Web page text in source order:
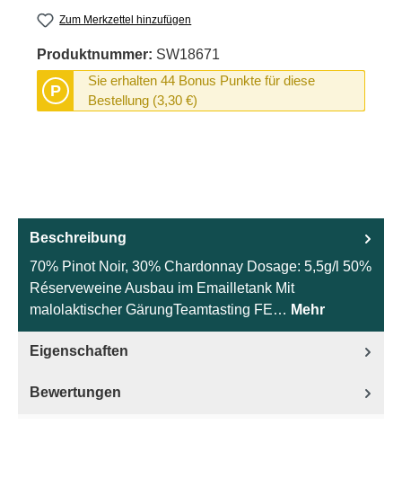
Zum Merkzettel hinzufügen
Produktnummer: SW18671
P
Sie erhalten 44 Bonus Punkte für diese
Bestellung (3,30 €)
Beschreibung
70% Pinot Noir, 30% Chardonnay Dosage: 5,5g/l 50%
Réserveweine Ausbau im Emailletank Mit
malolaktischer GärungTeamtasting FE… Mehr
Eigenschaften
Bewertungen